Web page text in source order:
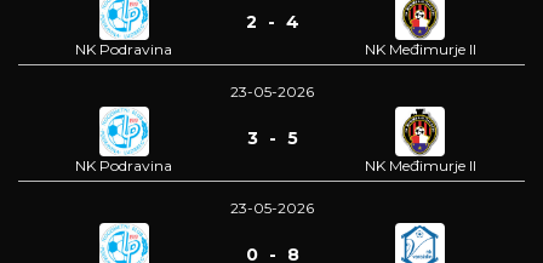
NK Podravina
2 - 4
NK Međimurje II
23-05-2026
NK Podravina
3 - 5
NK Međimurje II
23-05-2026
0 - 8